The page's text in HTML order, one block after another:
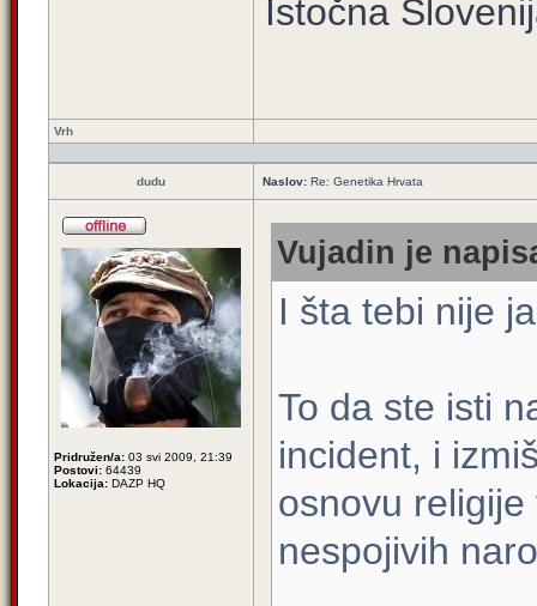
Istočna
Vrh
dudu Naslov: Re: Genetika Hrvata
Pridružen/a: 03 svi 2009, 21:39
Postovi: 64439
Lokacija: DAZP HQ
Vujadin je
I šta tebi nije
To da ste isti
incident, i
osnovu
nespojivih